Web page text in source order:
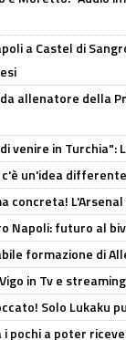
a Castel di
allenatore della
venire in Turchia":
un'idea
concreta!
Napoli: futuro al
formazione di
in Tv e
Solo Lukaku
i pochi a poter